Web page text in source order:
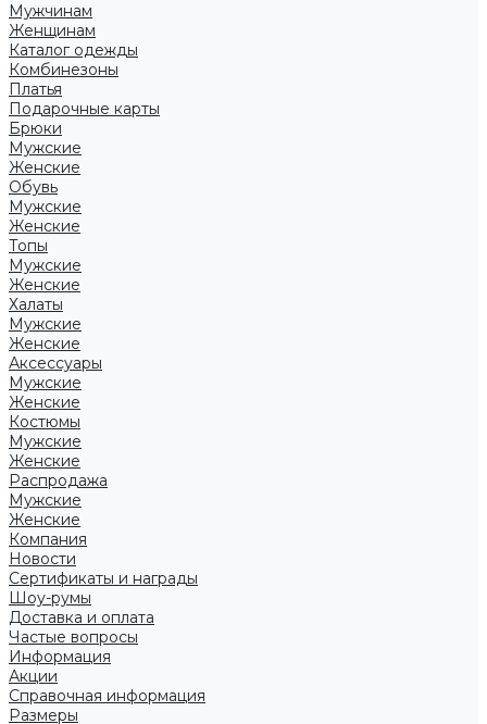
Мужчинам
Женщинам
Каталог одежды
Комбинезоны
Платья
Подарочные карты
Брюки
Мужские
Женские
Обувь
Мужские
Женские
Топы
Мужские
Женские
Халаты
Мужские
Женские
Аксессуары
Мужские
Женские
Костюмы
Мужские
Женские
Распродажа
Мужские
Женские
Компания
Новости
Сертификаты и награды
Шоу-румы
Доставка и оплата
Частые вопросы
Информация
Акции
Справочная информация
Размеры